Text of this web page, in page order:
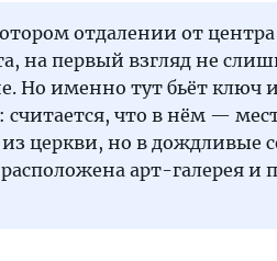
отдалении от центра
на первый взгляд не
Но именно тут бьёт ключ и
что в нём —
церкви, но в дождливые
арт-галерея и